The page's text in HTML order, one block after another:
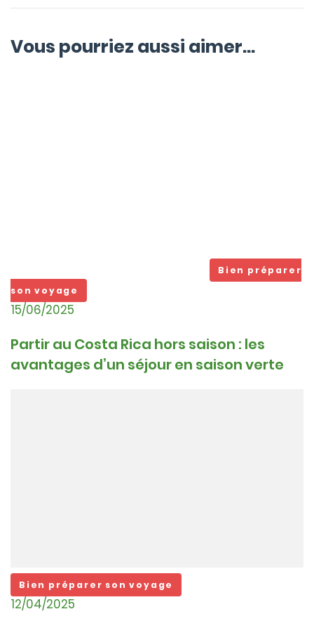
Vous pourriez aussi aimer...
Bien préparer
son voyage
15/06/2025
Partir au Costa Rica hors saison : les
avantages d’un séjour en saison verte
Bien préparer son voyage
12/04/2025